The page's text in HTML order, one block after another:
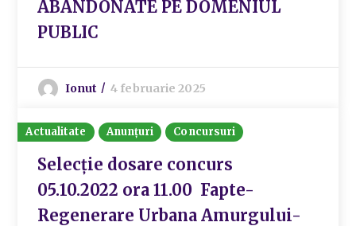
ABANDONATE PE DOMENIUL
PUBLIC
Ionut 4 februarie 2025
Actualitate Anunțuri Concursuri
Selecție dosare concurs
05.10.2022 ora 11.00 Fapte-
Regenerare Urbana Amurgului-